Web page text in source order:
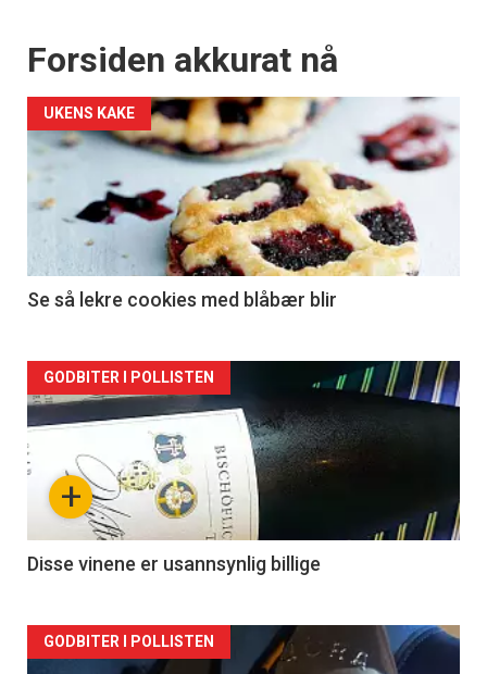
Forsiden akkurat nå
UKENS KAKE
Se så lekre cookies med blåbær blir
Forsiden
akkurat
nå
2
+
GODBITER I POLLISTEN
Disse vinene er usannsynlig billige
Forsiden
GODBITER I POLLISTEN